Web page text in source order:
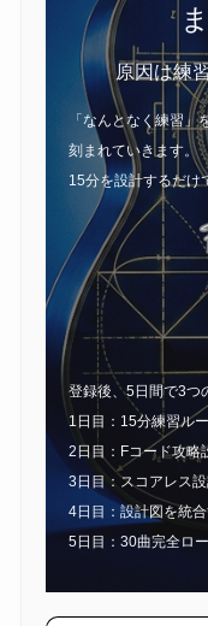
原因は練
「なんとなく練習
刻まれていきます。
15分を設計するだけ
登録後、5日間で3つ
1日目：15分練習ル
2日目：Fコード攻略
3日目：スコアレス
4日目：設計図を統
5日目：30曲完全ロ